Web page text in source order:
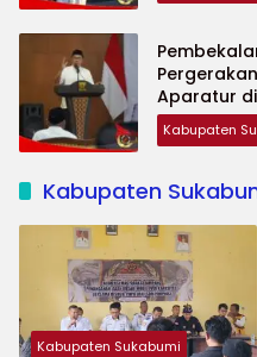
Aparatur di
Kabupaten
Kabupaten
Kabupaten Sukabumi